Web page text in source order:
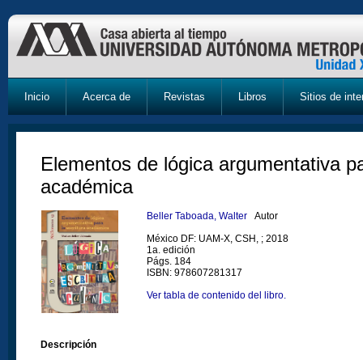
Inicio Acerca de Revistas Libros Sitios de
Elementos de lógica argumentativa
académica
Beller Taboada, Walter Autor
México DF: UAM-X, CSH, ; 2018
1a. edición
Págs. 184
ISBN: 978607281317
Ver tabla de contenido del libro.
Descripción